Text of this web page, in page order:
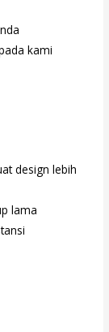
kami
design lebih
lama